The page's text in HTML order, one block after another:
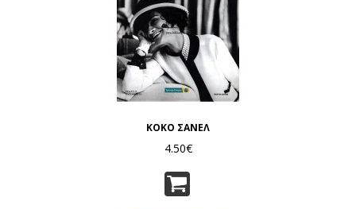
ΚΟΚΟ ΣΑΝΕΛ
4.50€